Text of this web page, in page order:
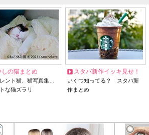
しの猫まとめ
ント猫、猫写真集…
な猫ズラリ
スタバ新作イッキ見せ！
いくつ知ってる？ スタバ新
作まとめ